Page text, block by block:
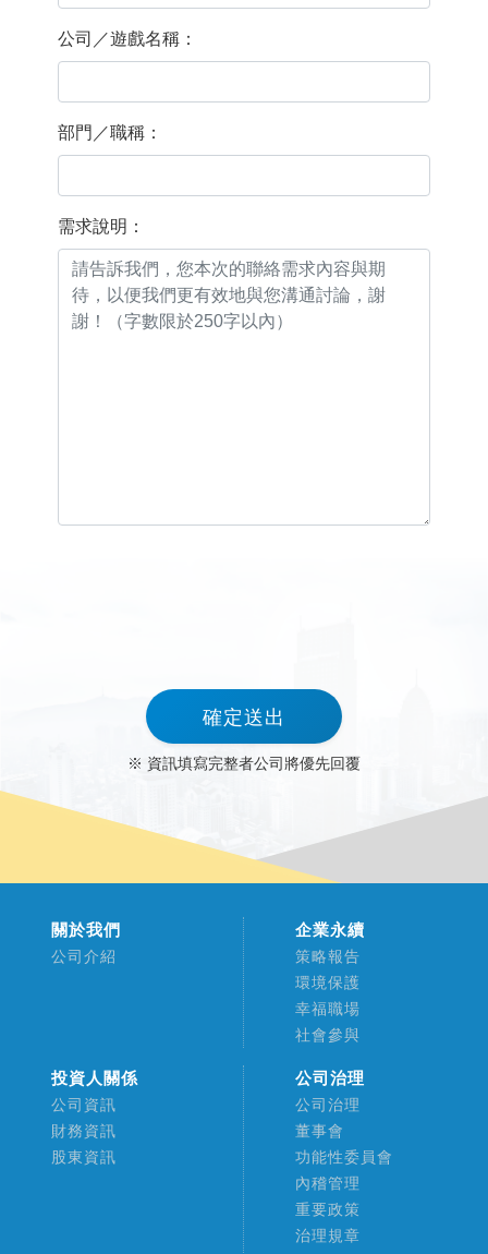
公司／遊戲名稱：
部門／職稱：
需求說明：
※ 資訊填寫完整者公司將優先回覆
關於我們
公司介紹
企業永續
策略報告
環境保護
幸福職場
社會參與
投資人關係
公司資訊
財務資訊
股東資訊
公司治理
公司治理
董事會
功能性委員會
內稽管理
重要政策
治理規章